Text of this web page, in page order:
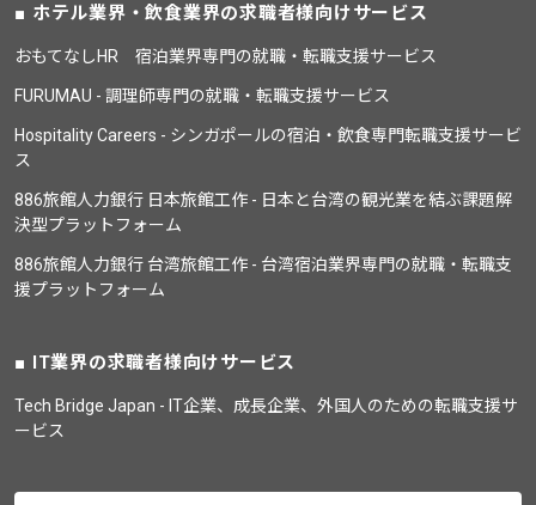
ホテル業界・飲食業界の求職者様向けサービス
おもてなしHR 宿泊業界専門の就職・転職支援サービス
FURUMAU - 調理師専門の就職・転職支援サービス
Hospitality Careers - シンガポールの宿泊・飲食専門転職支援サービ
ス
886旅館人力銀行 日本旅館工作 - 日本と台湾の観光業を結ぶ課題解
決型プラットフォーム
886旅館人力銀行 台湾旅館工作 - 台湾宿泊業界専門の就職・転職支
援プラットフォーム
IT業界の求職者様向けサービス
Tech Bridge Japan - IT企業、成長企業、外国人のための転職支援サ
ービス